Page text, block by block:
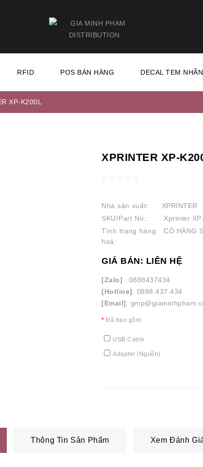
RFID POS BÁN HÀNG DECAL TEM NHÃN
XP-K200L
XPRINTER XP-
Nhà sản xuất:
XPRINTER
SKU/Part No.:
Xprinter
Tình trạng hàng
hoá:
CÓ HÀNG
GIÁ BÁN: LIÊN HỆ
[Zalo] : 0888437434
[Hotline]: 0888.437.434
[Email]:
Đã bao gồm:
USB Cable
Adapter (Nguồn)
Thông Tin Sản Phẩm Xem Đánh